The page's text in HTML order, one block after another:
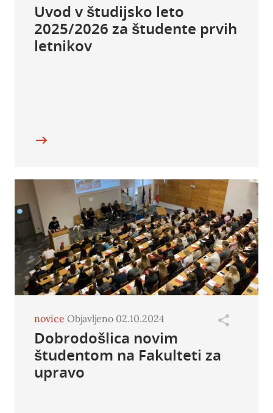
Uvod v študijsko leto
2025/2026 za študente prvih
letnikov
novice Objavljeno 02.10.2024
Dobrodošlica novim
študentom na Fakulteti za
upravo